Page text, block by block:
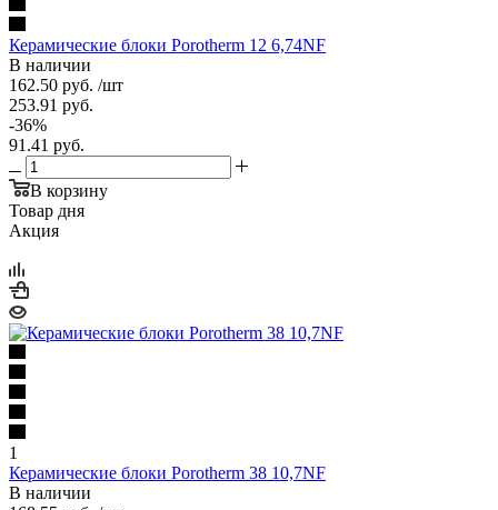
Керамические блоки Porotherm 12 6,74NF
В наличии
162.50 руб. /шт
253.91 руб.
-36%
91.41 руб.
В корзину
Товар дня
Акция
1
Керамические блоки Porotherm 38 10,7NF
В наличии